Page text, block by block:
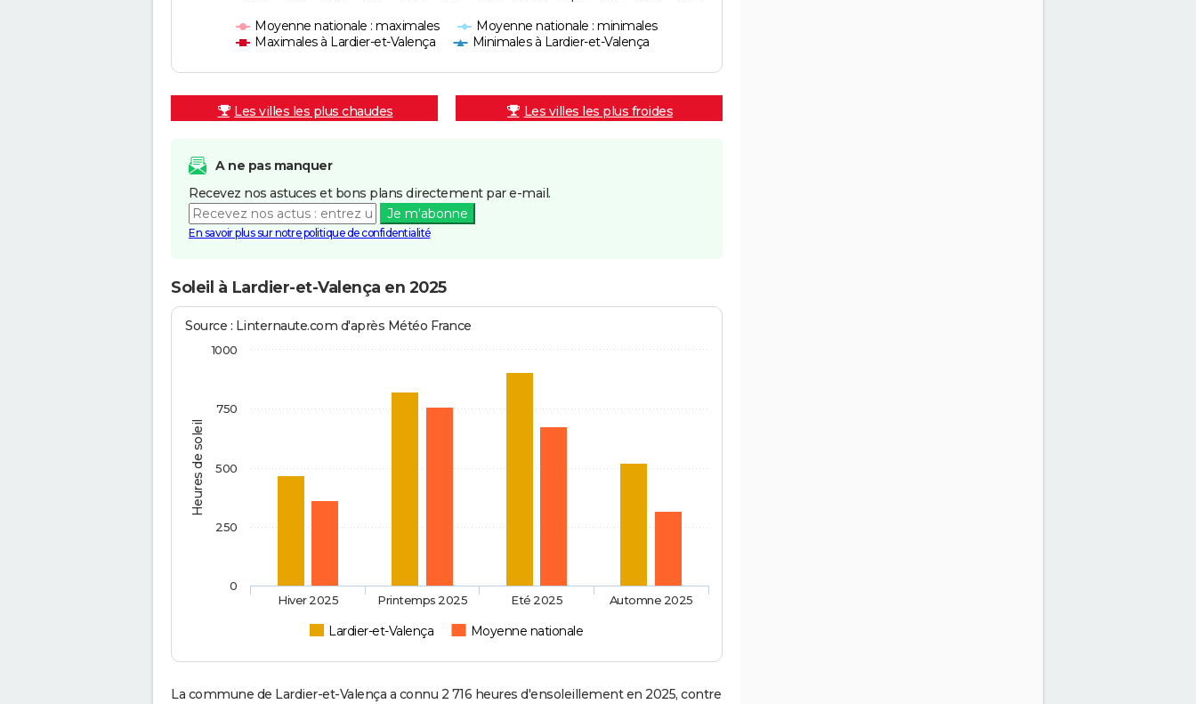
Moyenne nationale : maximales
Moyenne nationale : minimales
Maximales à Lardier-et-Valença
Minimales à Lardier-et-Valença
Les villes les plus chaudes Les villes les plus froides
A ne pas manquer
Recevez nos astuces et bons plans directement par e-mail.
Je m'abonne
En savoir plus sur notre politique de confidentialité
Soleil à Lardier-et-Valença en 2025
Heures de soleil
Source : Linternaute.com d'après Météo France
Lardier-et-Valença Moyenne nationale
Hiver 2025 Printemps 2025 Eté 2025 Automne 2025
0
250
500
750
1000
La commune de Lardier-et-Valença a connu 2 716 heures d'ensoleillement en 2025, contre